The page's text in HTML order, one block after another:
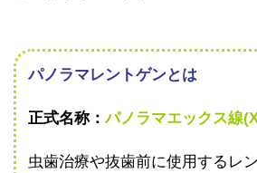
パノラマレントゲンとは
正式名称：パノラマエックス線
虫歯治療や抜歯前に使用するレ